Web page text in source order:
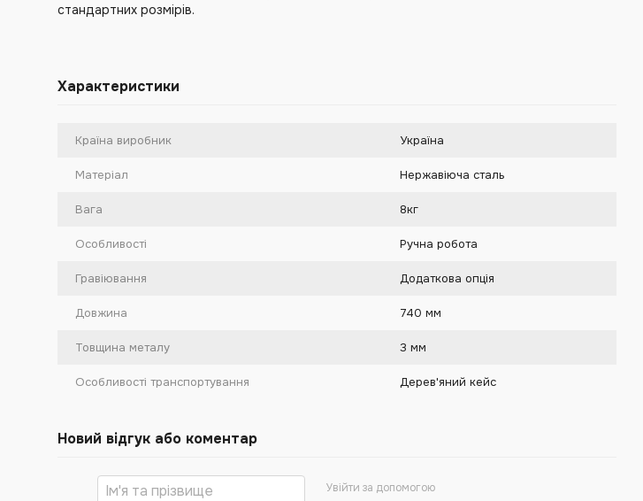
стандартних розмірів.
Характеристики
Країна виробник Україна
Матеріал Нержавіюча сталь
Вага 8кг
Особливості Ручна робота
Гравіювання Додаткова опція
Довжина 740 мм
Товщина металу 3 мм
Особливості транспортування Дерев'яний кейс
Новий відгук або коментар
Увійти за допомогою